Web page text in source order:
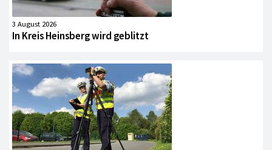
3 August 2026
In Kreis Heinsberg wird geblitzt